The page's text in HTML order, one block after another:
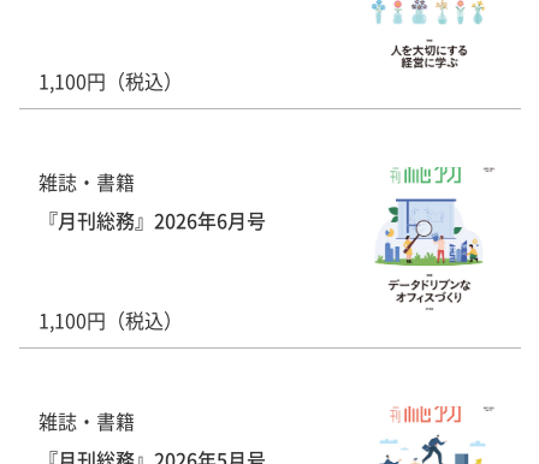
1,100円（税込）
雑誌・書籍
『月刊総務』2026年6月号
1,100円（税込）
雑誌・書籍